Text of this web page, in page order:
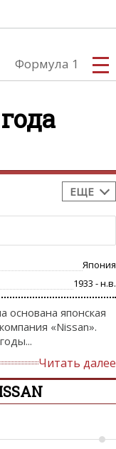
Формула 1
ЕЩЕ
Япония
1933 - н.в.
основана японская
«Nissan».
Читать далее